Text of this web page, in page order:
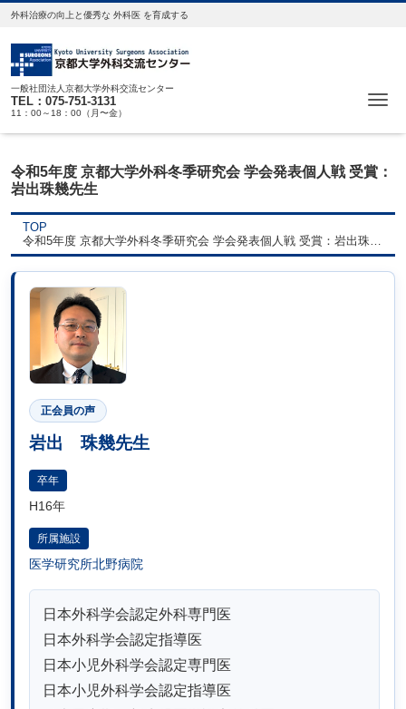
外科治療の向上と優秀な 外科医 を育成する
一般社団法人京都大学外科交流センター
TEL：075-751-3131
11：00～18：00（月〜金）
令和5年度 京都大学外科冬季研究会 学会発表個人戦 受賞：
岩出珠幾先生
TOP
令和5年度 京都大学外科冬季研究会 学会発表個人戦 受賞：岩出珠幾先生
正会員の声
岩出 珠幾先生
卒年
H16年
所属施設
医学研究所北野病院
日本外科学会認定外科専門医
日本外科学会認定指導医
日本小児外科学会認定専門医
日本小児外科学会認定指導医